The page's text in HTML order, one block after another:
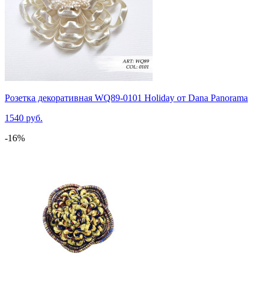
Розетка декоративная WQ89-0101 Holiday от Dana Panorama
1540 руб.
-16%